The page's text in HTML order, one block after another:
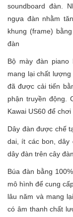
soundboard đàn.
ngựa đàn nhằm
khung (frame)
đàn
Bộ mày đàn piano
mang lại chất
đã được cải tiến
phận truyền động.
Kawai US60 để
Dây đàn được chế
dai, ít các bon, dây
dây đàn trên cây
Búa đàn bằng
mô hình để cung
lâu năm và mang
có âm thanh chất